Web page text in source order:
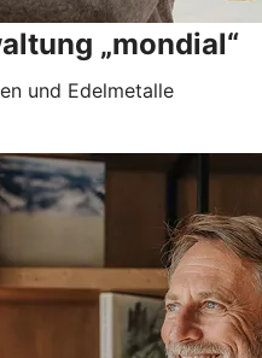
„mondial“
und Edelmetalle